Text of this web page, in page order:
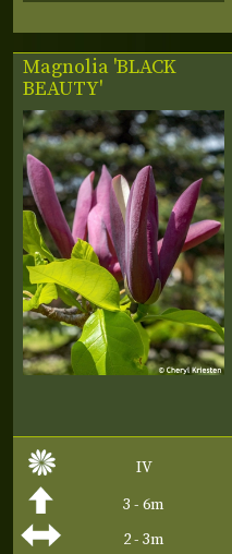
Magnolia 'BLACK
BEAUTY'
IV
3 - 6m
2 - 3m